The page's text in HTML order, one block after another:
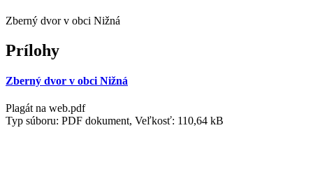
Zberný dvor v obci Nižná
Prílohy
Zberný dvor v obci Nižná
Plagát na web.pdf
Typ súboru: PDF dokument, Veľkosť: 110,64 kB